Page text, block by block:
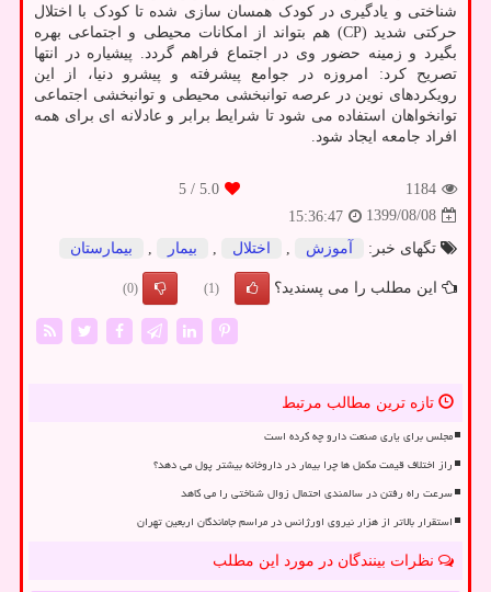
شناختی و یادگیری در کودک همسان سازی شده تا کودک با اختلال
حرکتی شدید (CP) هم بتواند از امکانات محیطی و اجتماعی بهره
بگیرد و زمینه حضور وی در اجتماع فراهم گردد. پیشیاره در انتها
تصریح کرد: امروزه در جوامع پیشرفته و پیشرو دنیا، از این
رویکردهای نوین در عرصه توانبخشی محیطی و توانبخشی اجتماعی
توانخواهان استفاده می شود تا شرایط برابر و عادلانه ای برای همه
افراد جامعه ایجاد شود.
1184
5.0
/ 5
1399/08/08
15:36:47
تگهای خبر:
آموزش اختلال بیمار بیمارستان
این مطلب را می پسندید؟ (1)
(0)
تازه ترین مطالب مرتبط
مجلس برای یاری صنعت دارو چه کرده است
راز اختلاف قیمت مکمل ها چرا بیمار در داروخانه بیشتر پول می دهد؟
سرعت راه رفتن در سالمندی احتمال زوال شناختی را می کاهد
استقرار بالاتر از هزار نیروی اورژانس در مراسم جاماندگان اربعین تهران
نظرات بینندگان در مورد این مطلب